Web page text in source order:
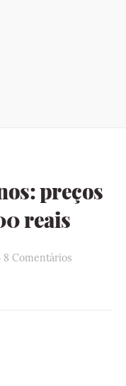
preços
reais
8 Comentários